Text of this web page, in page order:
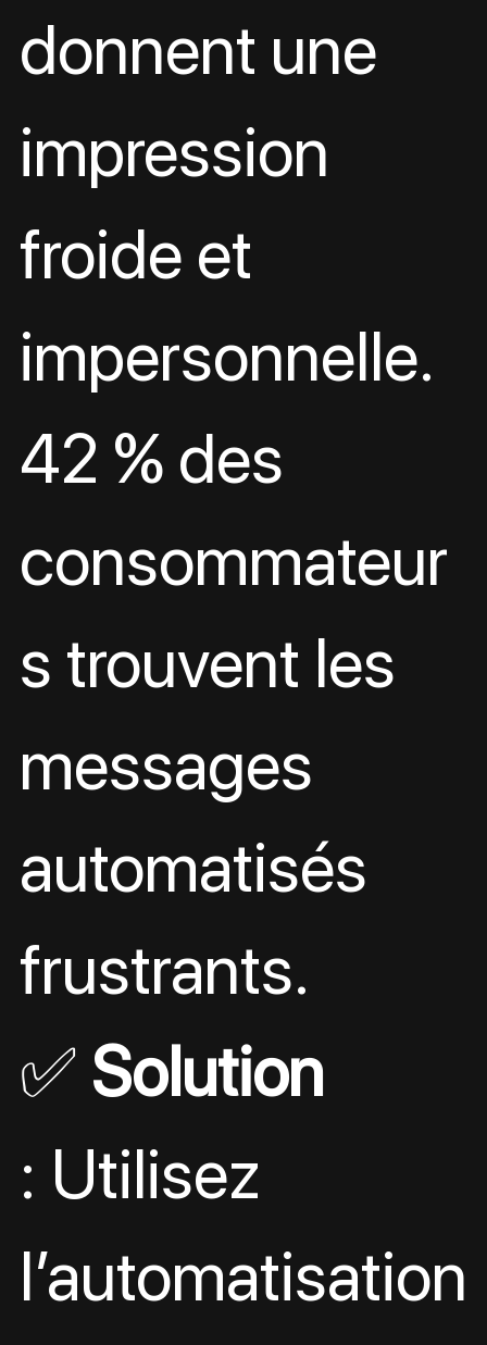
donnent une
impression
froide et
impersonnelle.
42 % des
consommateur
s trouvent les
messages
automatisés
frustrants.
✅ Solution
: Utilisez
l’automatisation